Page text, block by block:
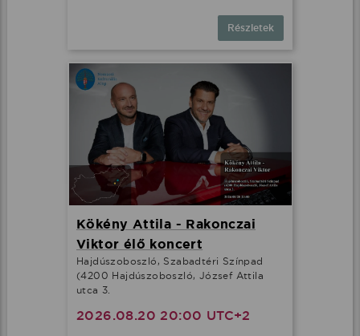
Részletek
Kökény Attila - Rakonczai
Viktor élő koncert
Hajdúszoboszló, Szabadtéri Színpad
(4200 Hajdúszoboszló, József Attila
utca 3.
2026.08.20 20:00 UTC+2